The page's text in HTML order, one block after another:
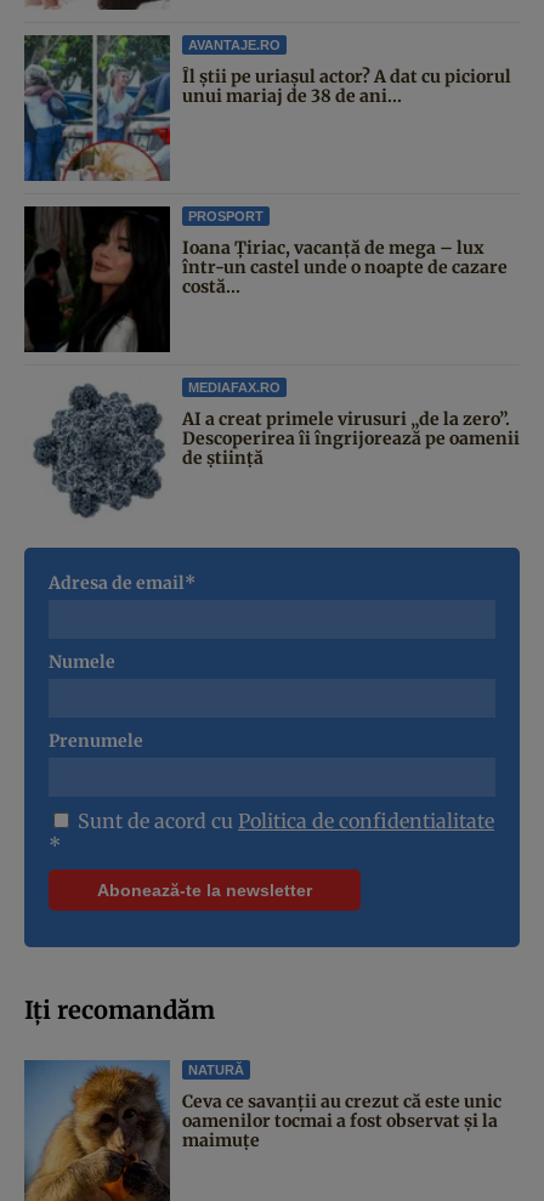
AVANTAJE.RO
Îl știi pe uriașul actor? A dat cu piciorul
unui mariaj de 38 de ani...
PROSPORT
Ioana Țiriac, vacanță de mega – lux
într-un castel unde o noapte de cazare
costă...
MEDIAFAX.RO
AI a creat primele virusuri „de la zero”.
Descoperirea îi îngrijorează pe oamenii
de știință
Adresa de email*
Numele
Prenumele
Sunt de acord cu Politica de confidentialitate
*
Iți recomandăm
NATURĂ
Ceva ce savanții au crezut că este unic
oamenilor tocmai a fost observat și la
maimuțe